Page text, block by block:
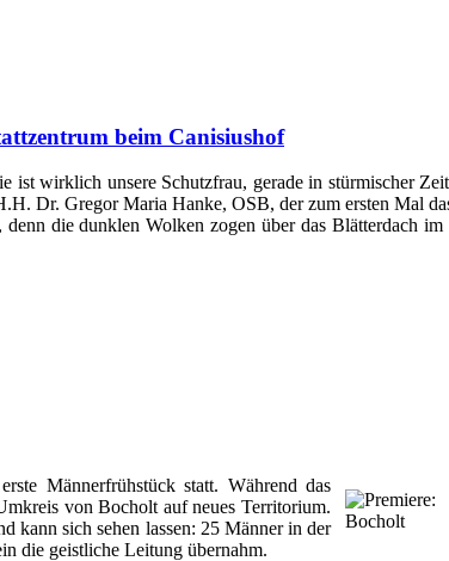
beim Canisiushof
ist wirklich unsere Schutzfrau, gerade in stürmischer
Dr. Gregor Maria Hanke, OSB, der zum ersten Mal
die dunklen Wolken zogen über das Blätterdach
Männerfrühstück statt. Während das
von Bocholt auf neues Territorium.
kann sich sehen lassen: 25 Männer in der
die geistliche Leitung übernahm.